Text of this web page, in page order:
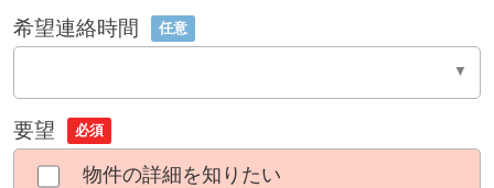
希望連絡時間 任意
要望 必須
物件の詳細を知りたい